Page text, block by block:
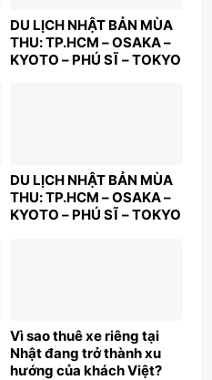
DU LỊCH NHẬT BẢN MÙA
THU: TP.HCM – OSAKA –
KYOTO – PHÚ SĨ – TOKYO
DU LỊCH NHẬT BẢN MÙA
THU: TP.HCM – OSAKA –
KYOTO – PHÚ SĨ – TOKYO
Vì sao thuê xe riêng tại
Nhật đang trở thành xu
hướng của khách Việt?